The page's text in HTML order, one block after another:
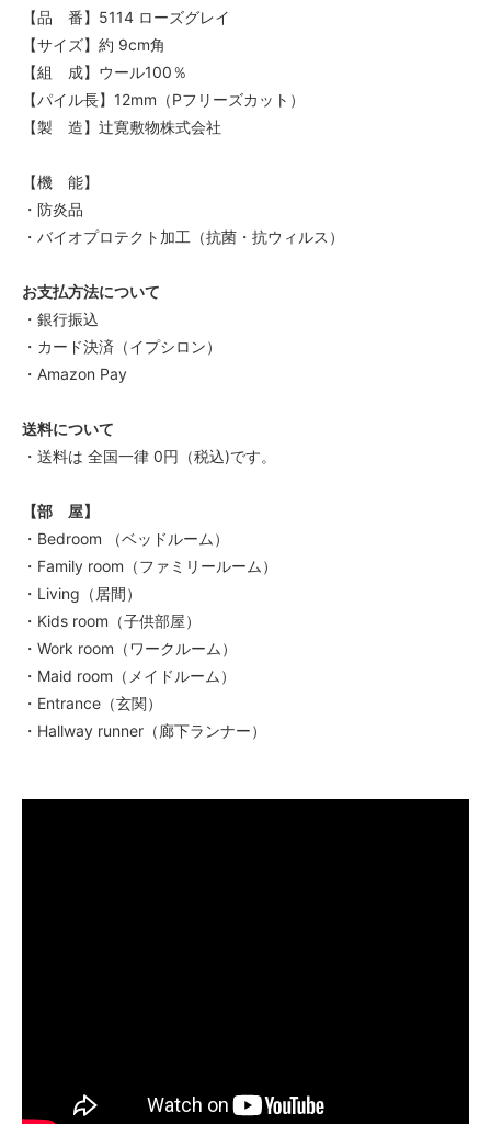
【品 番】5114 ローズグレイ
【サイズ】約 9cm角
【組 成】ウール100％
【パイル長】12mm（Pフリーズカット）
【製 造】辻寛敷物株式会社
【機 能】
・防炎品
・バイオプロテクト加工（抗菌・抗ウィルス）
お支払方法について
・銀行振込
・カード決済（イプシロン）
・Amazon Pay
送料について
・送料は 全国一律 0円（税込)です。
【部 屋】
・Bedroom （ベッドルーム）
・Family room（ファミリールーム）
・Living（居間）
・Kids room（子供部屋）
・Work room（ワークルーム）
・Maid room（メイドルーム）
・Entrance（玄関）
・Hallway runner（廊下ランナー）